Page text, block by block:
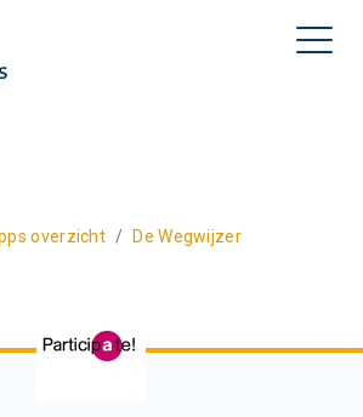
overzicht De Wegwijzer